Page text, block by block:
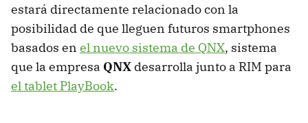
estará directamente relacionado con la
posibilidad de que lleguen futuros smartphones
basados en el nuevo sistema de QNX, sistema
que la empresa QNX desarrolla junto a RIM para
el tablet PlayBook.